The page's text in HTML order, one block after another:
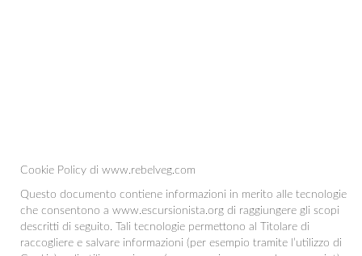
Cookie Policy di www.rebelveg.com
Questo documento contiene informazioni in merito alle tecnologie
che consentono a www.escursionista.org di raggiungere gli scopi
descritti di seguito. Tali tecnologie permettono al Titolare di
raccogliere e salvare informazioni (per esempio tramite l’utilizzo di